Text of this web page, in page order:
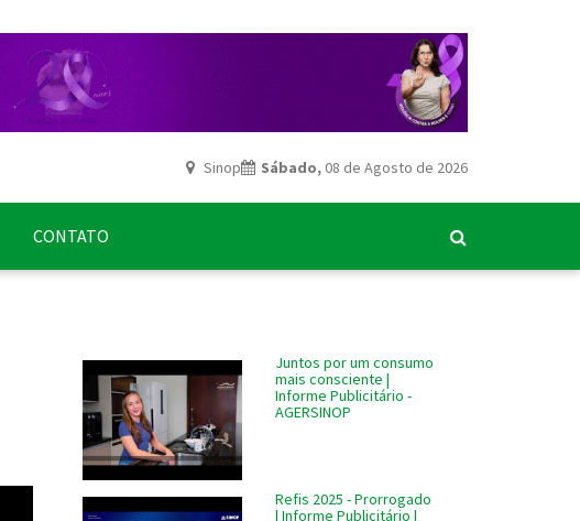
Sinop Sábado, 08 de Agosto de 2026
CONTATO
Juntos por um consumo
mais consciente |
Informe Publicitário -
AGERSINOP
Refis 2025 - Prorrogado
| Informe Publicitário |